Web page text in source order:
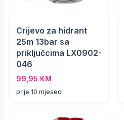
Crijevo za hidrant
25m 13bar sa
priključcima LX0902-
046
99,95 KM
prije 10 mjeseci